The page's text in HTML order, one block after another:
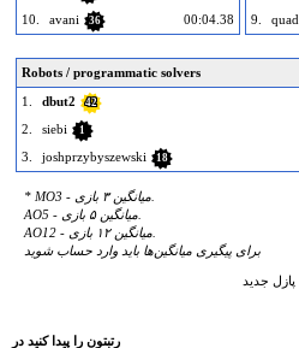
10.
avani 36 00:04.38
9.
quad
Robots / programmatic solvers
1.
dbut2 42
2. siebi 1
3. joshprzybyszewski 18
برای پیگیری میانگین‌ها باید وارد حساب شوید
پازل جدید
رتبتون را پیدا کنید در